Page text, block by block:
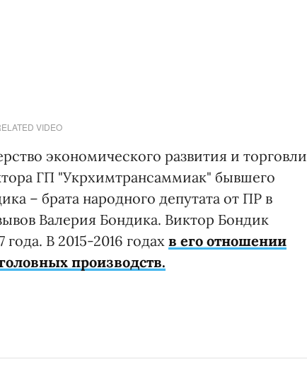
VIDEO
экономического развития и торговли
ГП "Укрхимтрансаммиак" бывшего
– брата народного депутата от ПР в
Валерия Бондика. Виктор Бондик
В 2015-2016 годах в его отношении
производств.